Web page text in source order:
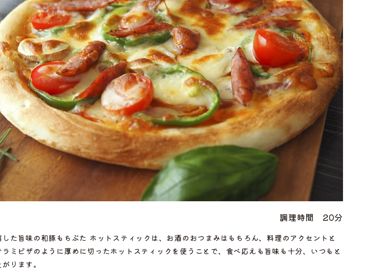
調理時間 20分
た旨味の和豚もちぶた ホットスティックは、お酒のおつまみはもちろん、料理のアクセントと
ラミピザのように厚めに切ったホットスティックを使うことで、食べ応えも旨味も十分、いつもと
ります。